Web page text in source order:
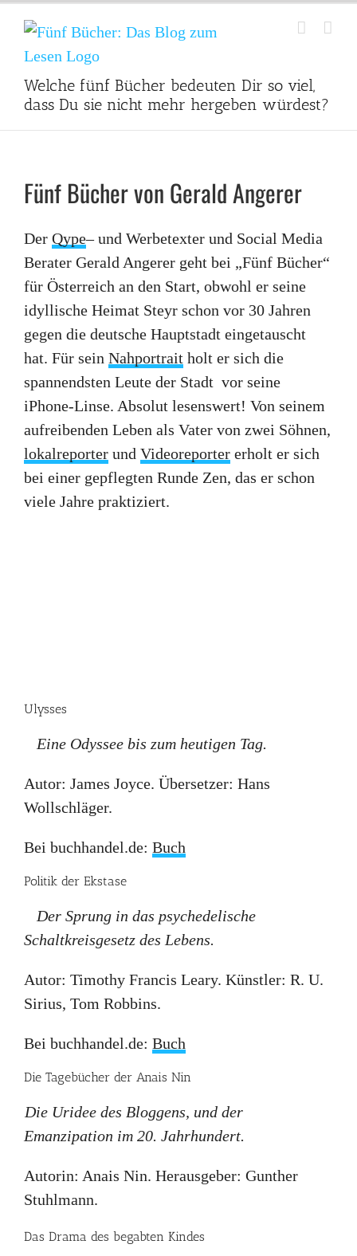
Inhalt
springen
Welche fünf Bücher bedeuten Dir so viel,
dass Du sie nicht mehr hergeben würdest?
Fünf Bücher von Gerald Angerer
Der Qype– und Werbetexter und Social Media
Berater Gerald Angerer geht bei „Fünf Bücher“
für Österreich an den Start, obwohl er seine
idyllische Heimat Steyr schon vor 30 Jahren
gegen die deutsche Hauptstadt eingetauscht
hat. Für sein Nahportrait holt er sich die
spannendsten Leute der Stadt vor seine
iPhone-Linse. Absolut lesenswert! Von seinem
aufreibenden Leben als Vater von zwei Söhnen,
lokalreporter und Videoreporter erholt er sich
bei einer gepflegten Runde Zen, das er schon
viele Jahre praktiziert.
Ulysses
Eine Odyssee bis zum heutigen Tag.
Autor: James Joyce. Übersetzer: Hans
Wollschläger.
Bei buchhandel.de: Buch
Politik der Ekstase
Der Sprung in das psychedelische
Schaltkreisgesetz des Lebens.
Autor: Timothy Francis Leary. Künstler: R. U.
Sirius, Tom Robbins.
Bei buchhandel.de: Buch
Die Tagebücher der Anais Nin
Die Uridee des Bloggens, und der
Emanzipation im 20. Jahrhundert.
Autorin: Anais Nin. Herausgeber: Gunther
Stuhlmann.
Das Drama des begabten Kindes